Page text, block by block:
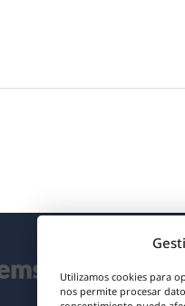
Utilizamos cookies para
nos permite procesar